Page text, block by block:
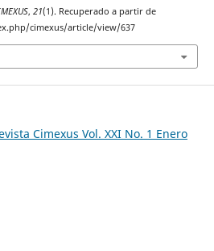
, 21(1). Recuperado a partir de
cimexus/article/view/637
Cimexus Vol. XXI No. 1 Enero